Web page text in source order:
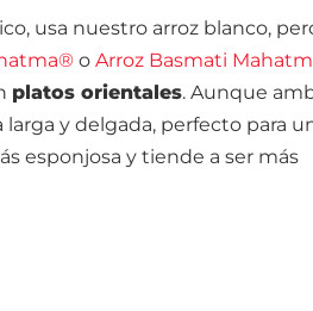
usa nuestro arroz blanco,
o Arroz Basmati
platos orientales. Aunque
y delgada, perfecto para
esponjosa y tiende a ser más